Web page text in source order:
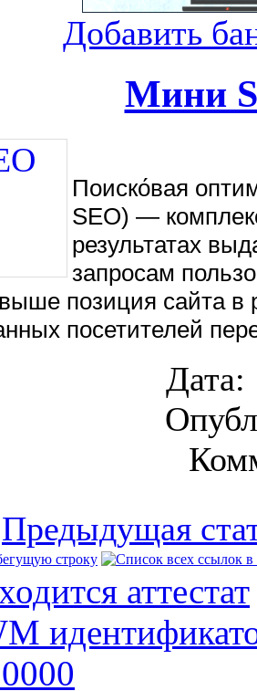
Добавить
Мини
Поиско́вая
SEO) —
результатах
запросам
позиция сайта в
посетителей
Дата:
Предыдущая